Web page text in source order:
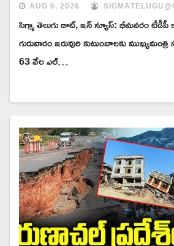
AUG 6, 2026
సిగ్మా తెలుగు డాట్, ఇన్ న్యూస్: భీమవరం
గురువారం ఇరువురి కుటుంబాలకు
63 వేల ఎల్…